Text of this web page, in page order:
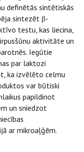
definētās sintētiskās
sintezēt β-
testu, kas liecina,
aktivitāte un
Iegūtie
par laktozi
ka izvēlēto celmu
var būtiski
papildinot
un sniedzot
ar mikroaļģēm.